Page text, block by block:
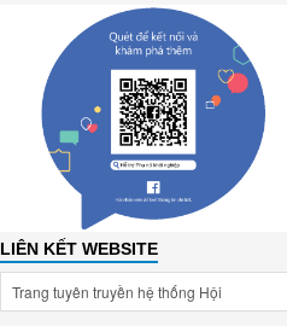
LIÊN KẾT WEBSITE